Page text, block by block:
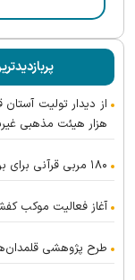
هزار هیئت مذهبی
۱۸۰ مربی قرآنی برای برگزاری محفل فرشتگان مقاومت آماده شدند
آغاز فعالیت موکب
طرح پژوهشی